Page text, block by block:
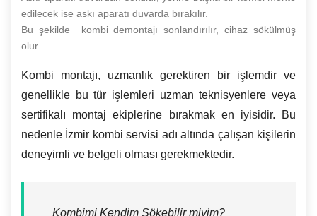
edilecek ise askı aparatı duvarda bırakılır.
Bu şekilde kombi demontajı sonlandırılır, cihaz sökülmüş
olur.
Kombi montajı, uzmanlık gerektiren bir işlemdir ve
genellikle bu tür işlemleri uzman teknisyenlere veya
sertifikalı montaj ekiplerine bırakmak en iyisidir. Bu
nedenle İzmir kombi servisi adı altında çalışan kişilerin
deneyimli ve belgeli olması gerekmektedir.
Kombimi Kendim Sökebilir miyim?